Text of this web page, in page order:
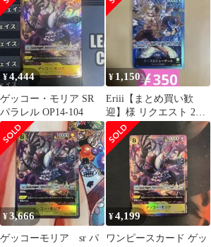
¥4,444
ゲッコー・モリア SR
パラレル OP14-104
¥ 1,150
Eriii【まとめ買い歓
迎】様 リクエスト 2点
まとめ商品
¥3,666
ゲッコーモリア sr パ
¥4,199
ワンピースカード ゲッ